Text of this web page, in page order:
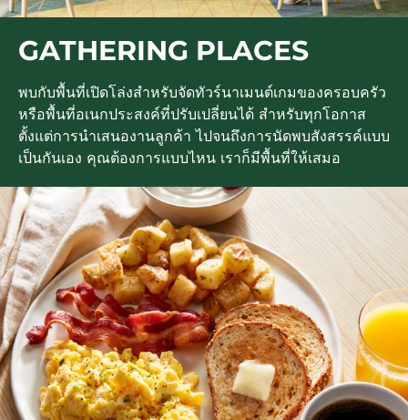
GATHERING PLACES
พบกับพื้นที่เปิดโล่งสำหรับจัดทัวร์นาเมนต์เกมของครอบครัว
หรือพื้นที่อเนกประสงค์ที่ปรับเปลี่ยนได้ สำหรับทุกโอกาส
ตั้งแต่การนำเสนองานลูกค้า ไปจนถึงการนัดพบสังสรรค์แบบ
เป็นกันเอง คุณต้องการแบบไหน เราก็มีพื้นที่ให้เสมอ